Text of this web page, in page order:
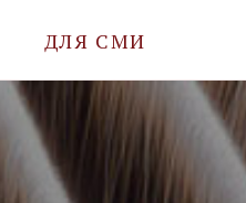
ДЛЯ СМИ
АККРЕДИТАЦИЯ